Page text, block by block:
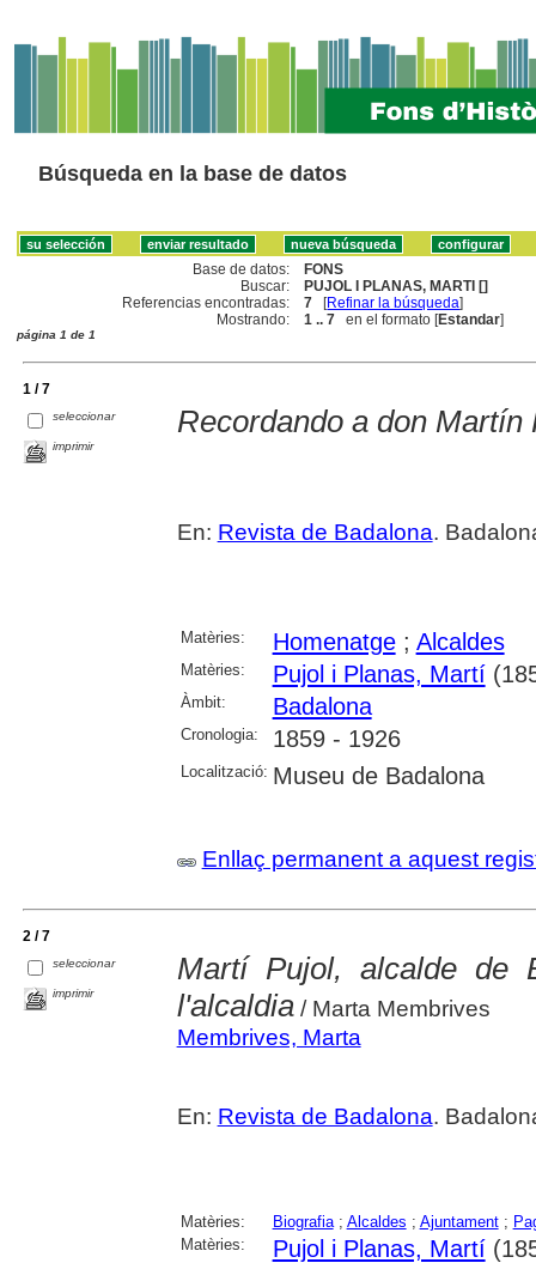
Búsqueda en la base de datos
Base de datos:
FONS
Buscar:
PUJOL I PLANAS, MARTI []
Referencias encontradas:
7 [Refinar la búsqueda]
Mostrando:
1 .. 7 en el formato [Estandar]
página 1 de 1
1 / 7
seleccionar
imprimir
Recordando a don Martín
En: Revista de Badalona.
Matèries: Homenatge; Alcaldes
Matèries: Pujol i Planas, Martí
Àmbit: Badalona
Cronologia: 1859 - 1926
Localització: Museu de Badalona
Enllaç permanent a aquest
2 / 7
seleccionar
imprimir
Martí Pujol, alcalde de
l'alcaldia/ Marta Membrives
Membrives, Marta
En: Revista de Badalona.
Matèries: Biografia; Alcaldes ; Ajuntament;
Matèries:
Pujol i Planas, Martí